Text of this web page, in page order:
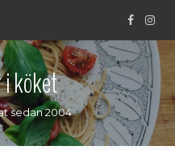
.
köket
sedan 2004